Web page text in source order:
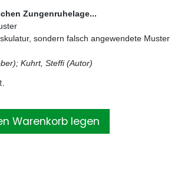
Zungenruhelage...
sondern falsch angewendete
Kuhrt, Steffi (Autor)
Warenkorb legen